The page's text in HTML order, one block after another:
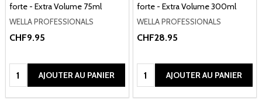
forte - Extra Volume 75ml
WELLA PROFESSIONALS
CHF9.95
Quantité:AJOUTER AU PANIER
forte - Extra Volume 300ml
WELLA PROFESSIONALS
CHF28.95
Quantité:AJOUTER AU PANIER